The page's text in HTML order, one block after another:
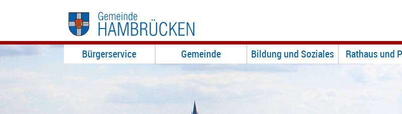
Bürgerservice Gemeinde Bildung und Soziales Rathaus und